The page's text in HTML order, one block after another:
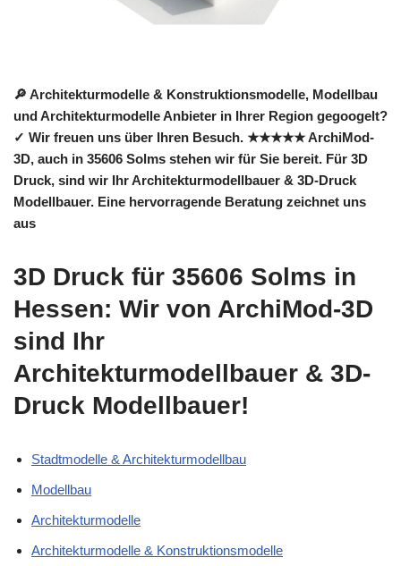
🔎 Architekturmodelle & Konstruktionsmodelle, Modellbau
und Architekturmodelle Anbieter in Ihrer Region gegoogelt?
✓ Wir freuen uns über Ihren Besuch. ★★★★★ ArchiMod-
3D, auch in 35606 Solms stehen wir für Sie bereit. Für 3D
Druck, sind wir Ihr Architekturmodellbauer & 3D-Druck
Modellbauer. Eine hervorragende Beratung zeichnet uns
aus
3D Druck für 35606 Solms in
Hessen: Wir von ArchiMod-3D
sind Ihr
Architekturmodellbauer & 3D-
Druck Modellbauer!
Stadtmodelle & Architekturmodellbau
Modellbau
Architekturmodelle
Architekturmodelle & Konstruktionsmodelle